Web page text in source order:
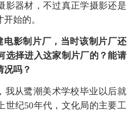
影器材，不过真正学摄影还是
始的。
电影制片厂，当时该制片厂还
选择进入这家制片厂的？能请
况吗？
我从鹭潮美术学校毕业以后就
世纪50年代，文化局的主要工